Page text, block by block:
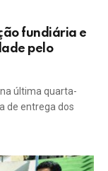
fundiária e
pelo
última quarta-
de entrega dos